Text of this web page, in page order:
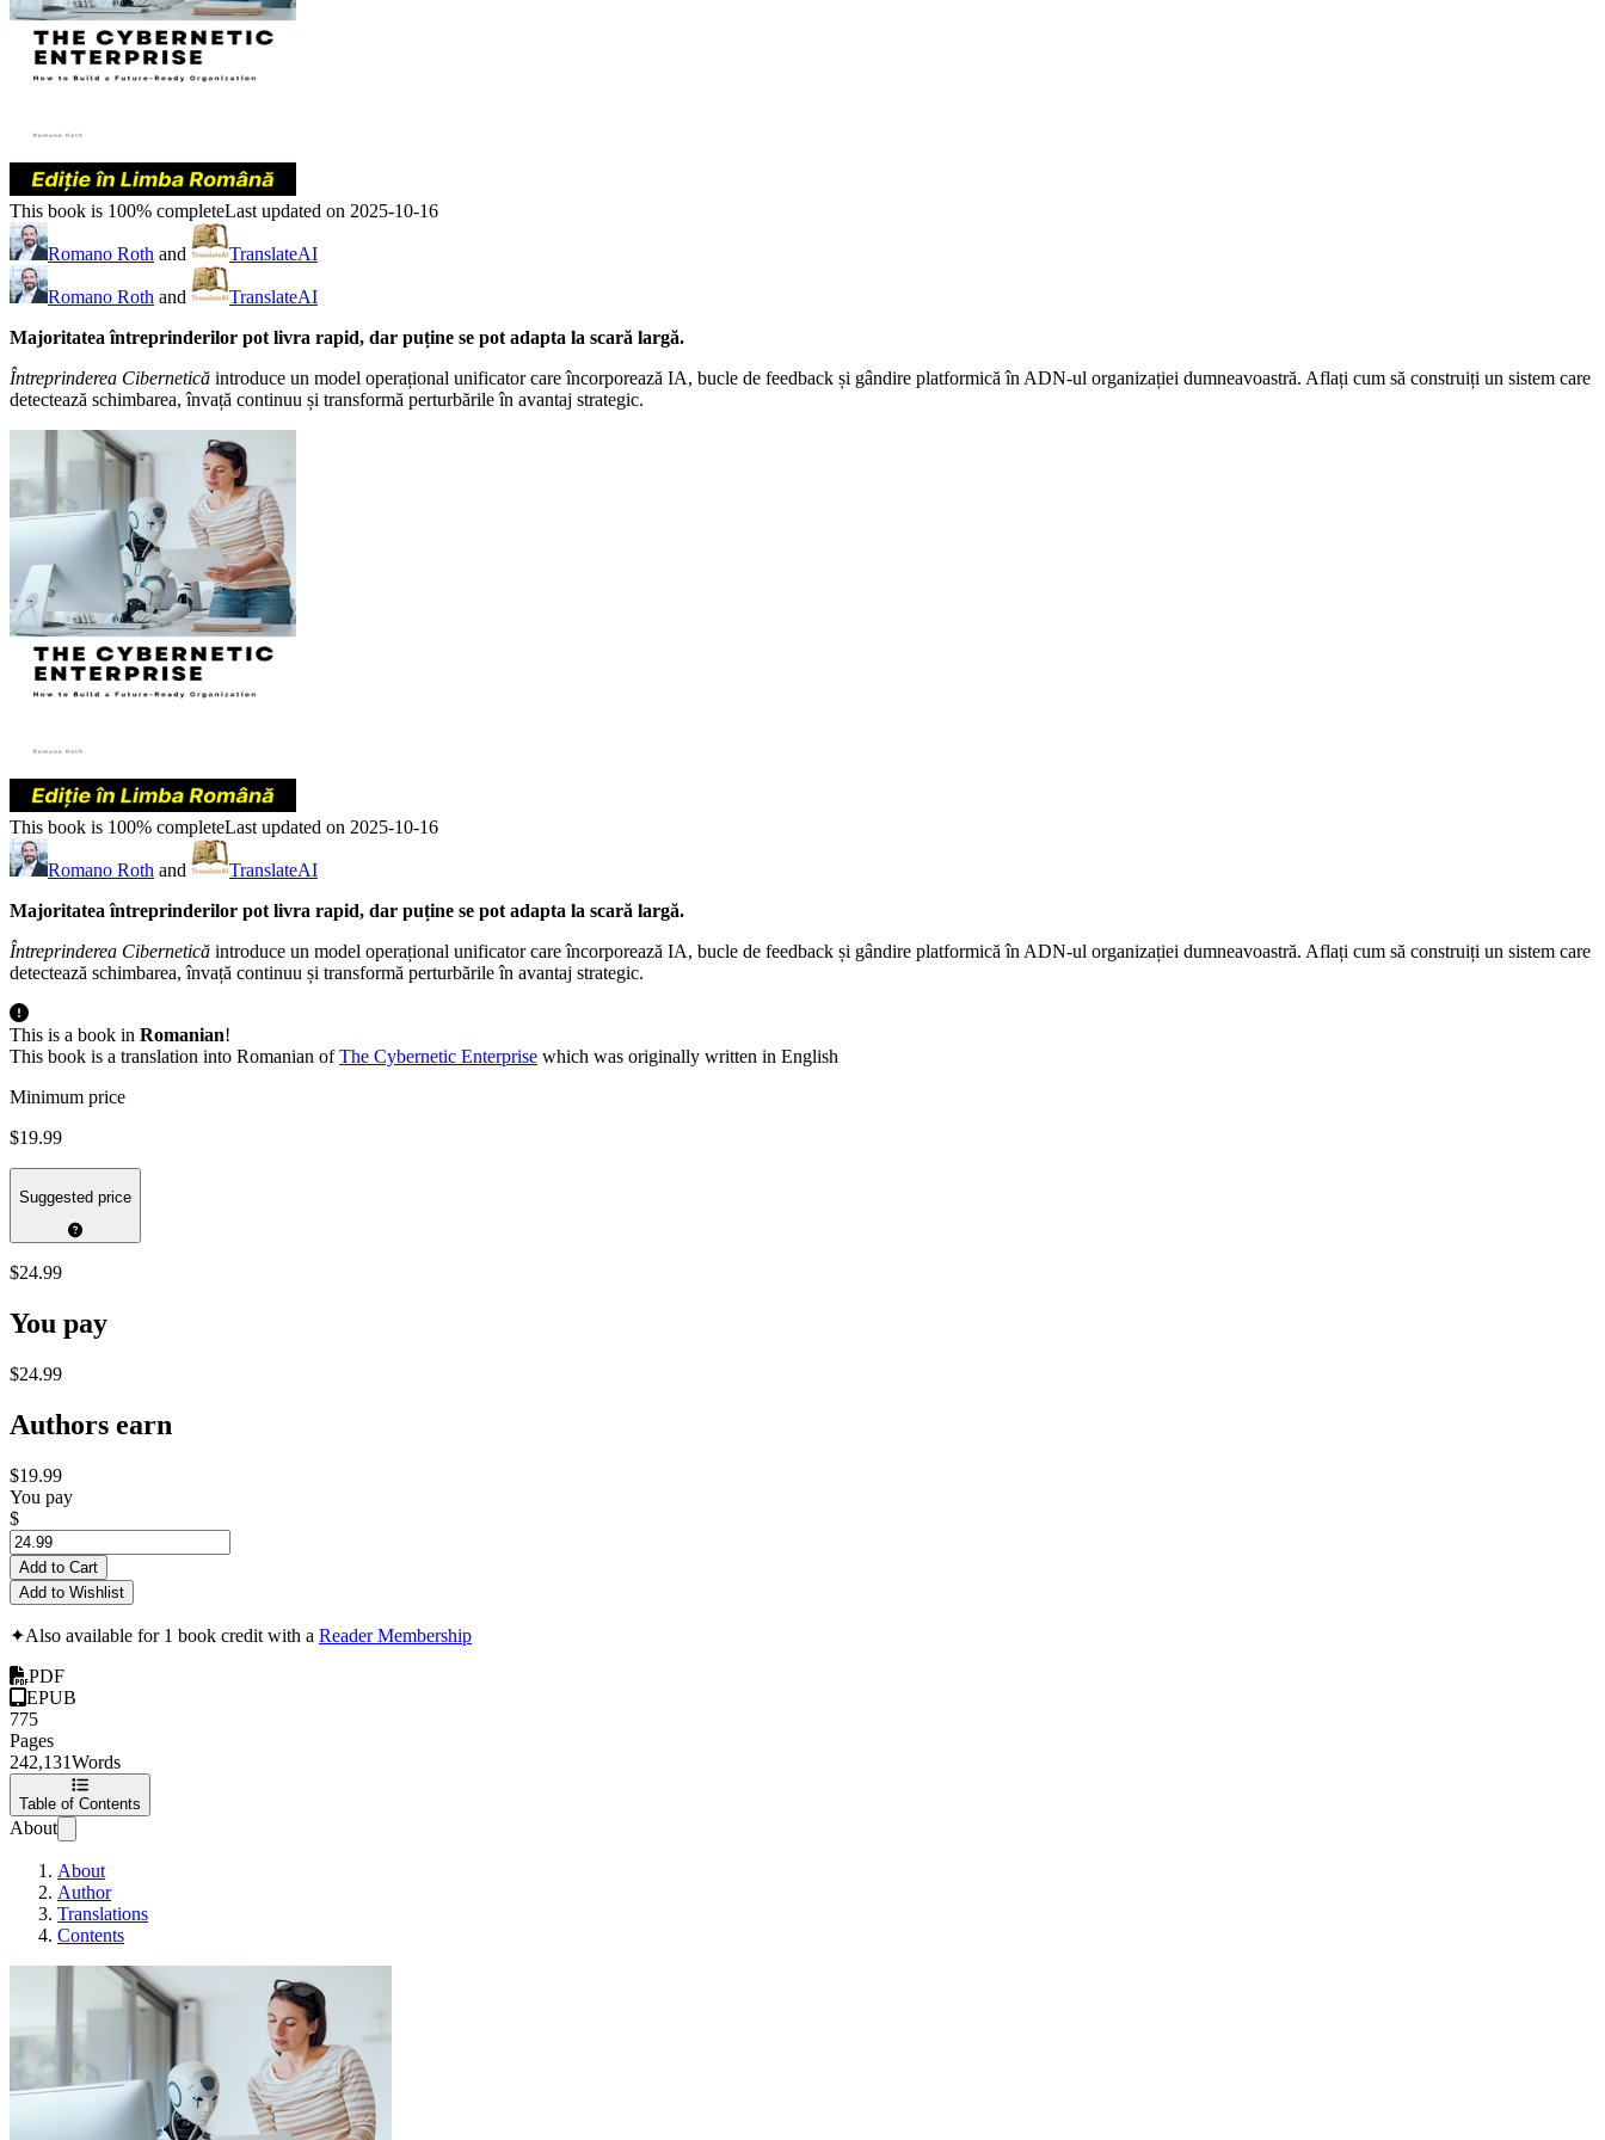
This book is 100% completeLast updated on 2025-10-16
Romano Roth and TranslateAI
Romano Roth and
TranslateAI
Majoritatea întreprinderilor pot livra rapid, dar puține se pot adapta la scară largă.
Întreprinderea Cibernetică introduce un model operațional unificator care încorporează IA, bucle de feedback și gândire platformică în ADN-ul organizației dumneavoastră. Aflați cum să construiți un sistem care
detectează schimbarea, învață continuu și transformă perturbările în avantaj strategic.
This book is 100% completeLast updated on 2025-10-16
Romano Roth and
TranslateAI
Majoritatea întreprinderilor pot livra rapid, dar puține se pot adapta la scară largă.
Întreprinderea Cibernetică introduce un model operațional unificator care încorporează IA, bucle de feedback și gândire platformică în ADN-ul organizației dumneavoastră. Aflați cum să construiți un sistem care
detectează schimbarea, învață continuu și transformă perturbările în avantaj strategic.
This is a book in Romanian!
This book is a translation into Romanian ofThe Cybernetic Enterprise which was originally written in English
Minimum price
$19.99
Suggested price
$24.99
You pay
$24.99
Authors earn
$19.99
You pay
$
Add to Cart
Add to Wishlist
✦Also available for 1 book credit with a Reader Membership
PDF
EPUB
775
Pages
242,131Words
Table of Contents
About
About
Author
Translations
Contents